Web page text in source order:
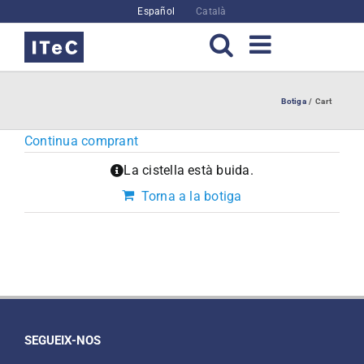
content
Español Català
Botiga Cart
Continua comprant
La cistella està buida.
Torna a la botiga
SEGUEIX-NOS